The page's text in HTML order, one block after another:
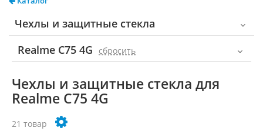
Чехлы и защитные стекла
Realme C75 4G
cбросить
Чехлы и защитные стекла для
Realme C75 4G
21 товар